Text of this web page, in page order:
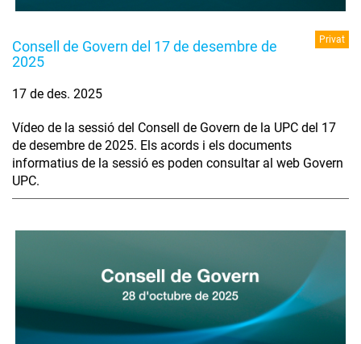
Consell de Govern del 17 de desembre de
2025
Privat
17 de des. 2025
Vídeo de la sessió del Consell de Govern de la UPC del 17
de desembre de 2025. Els acords i els documents
informatius de la sessió es poden consultar al web Govern
UPC.